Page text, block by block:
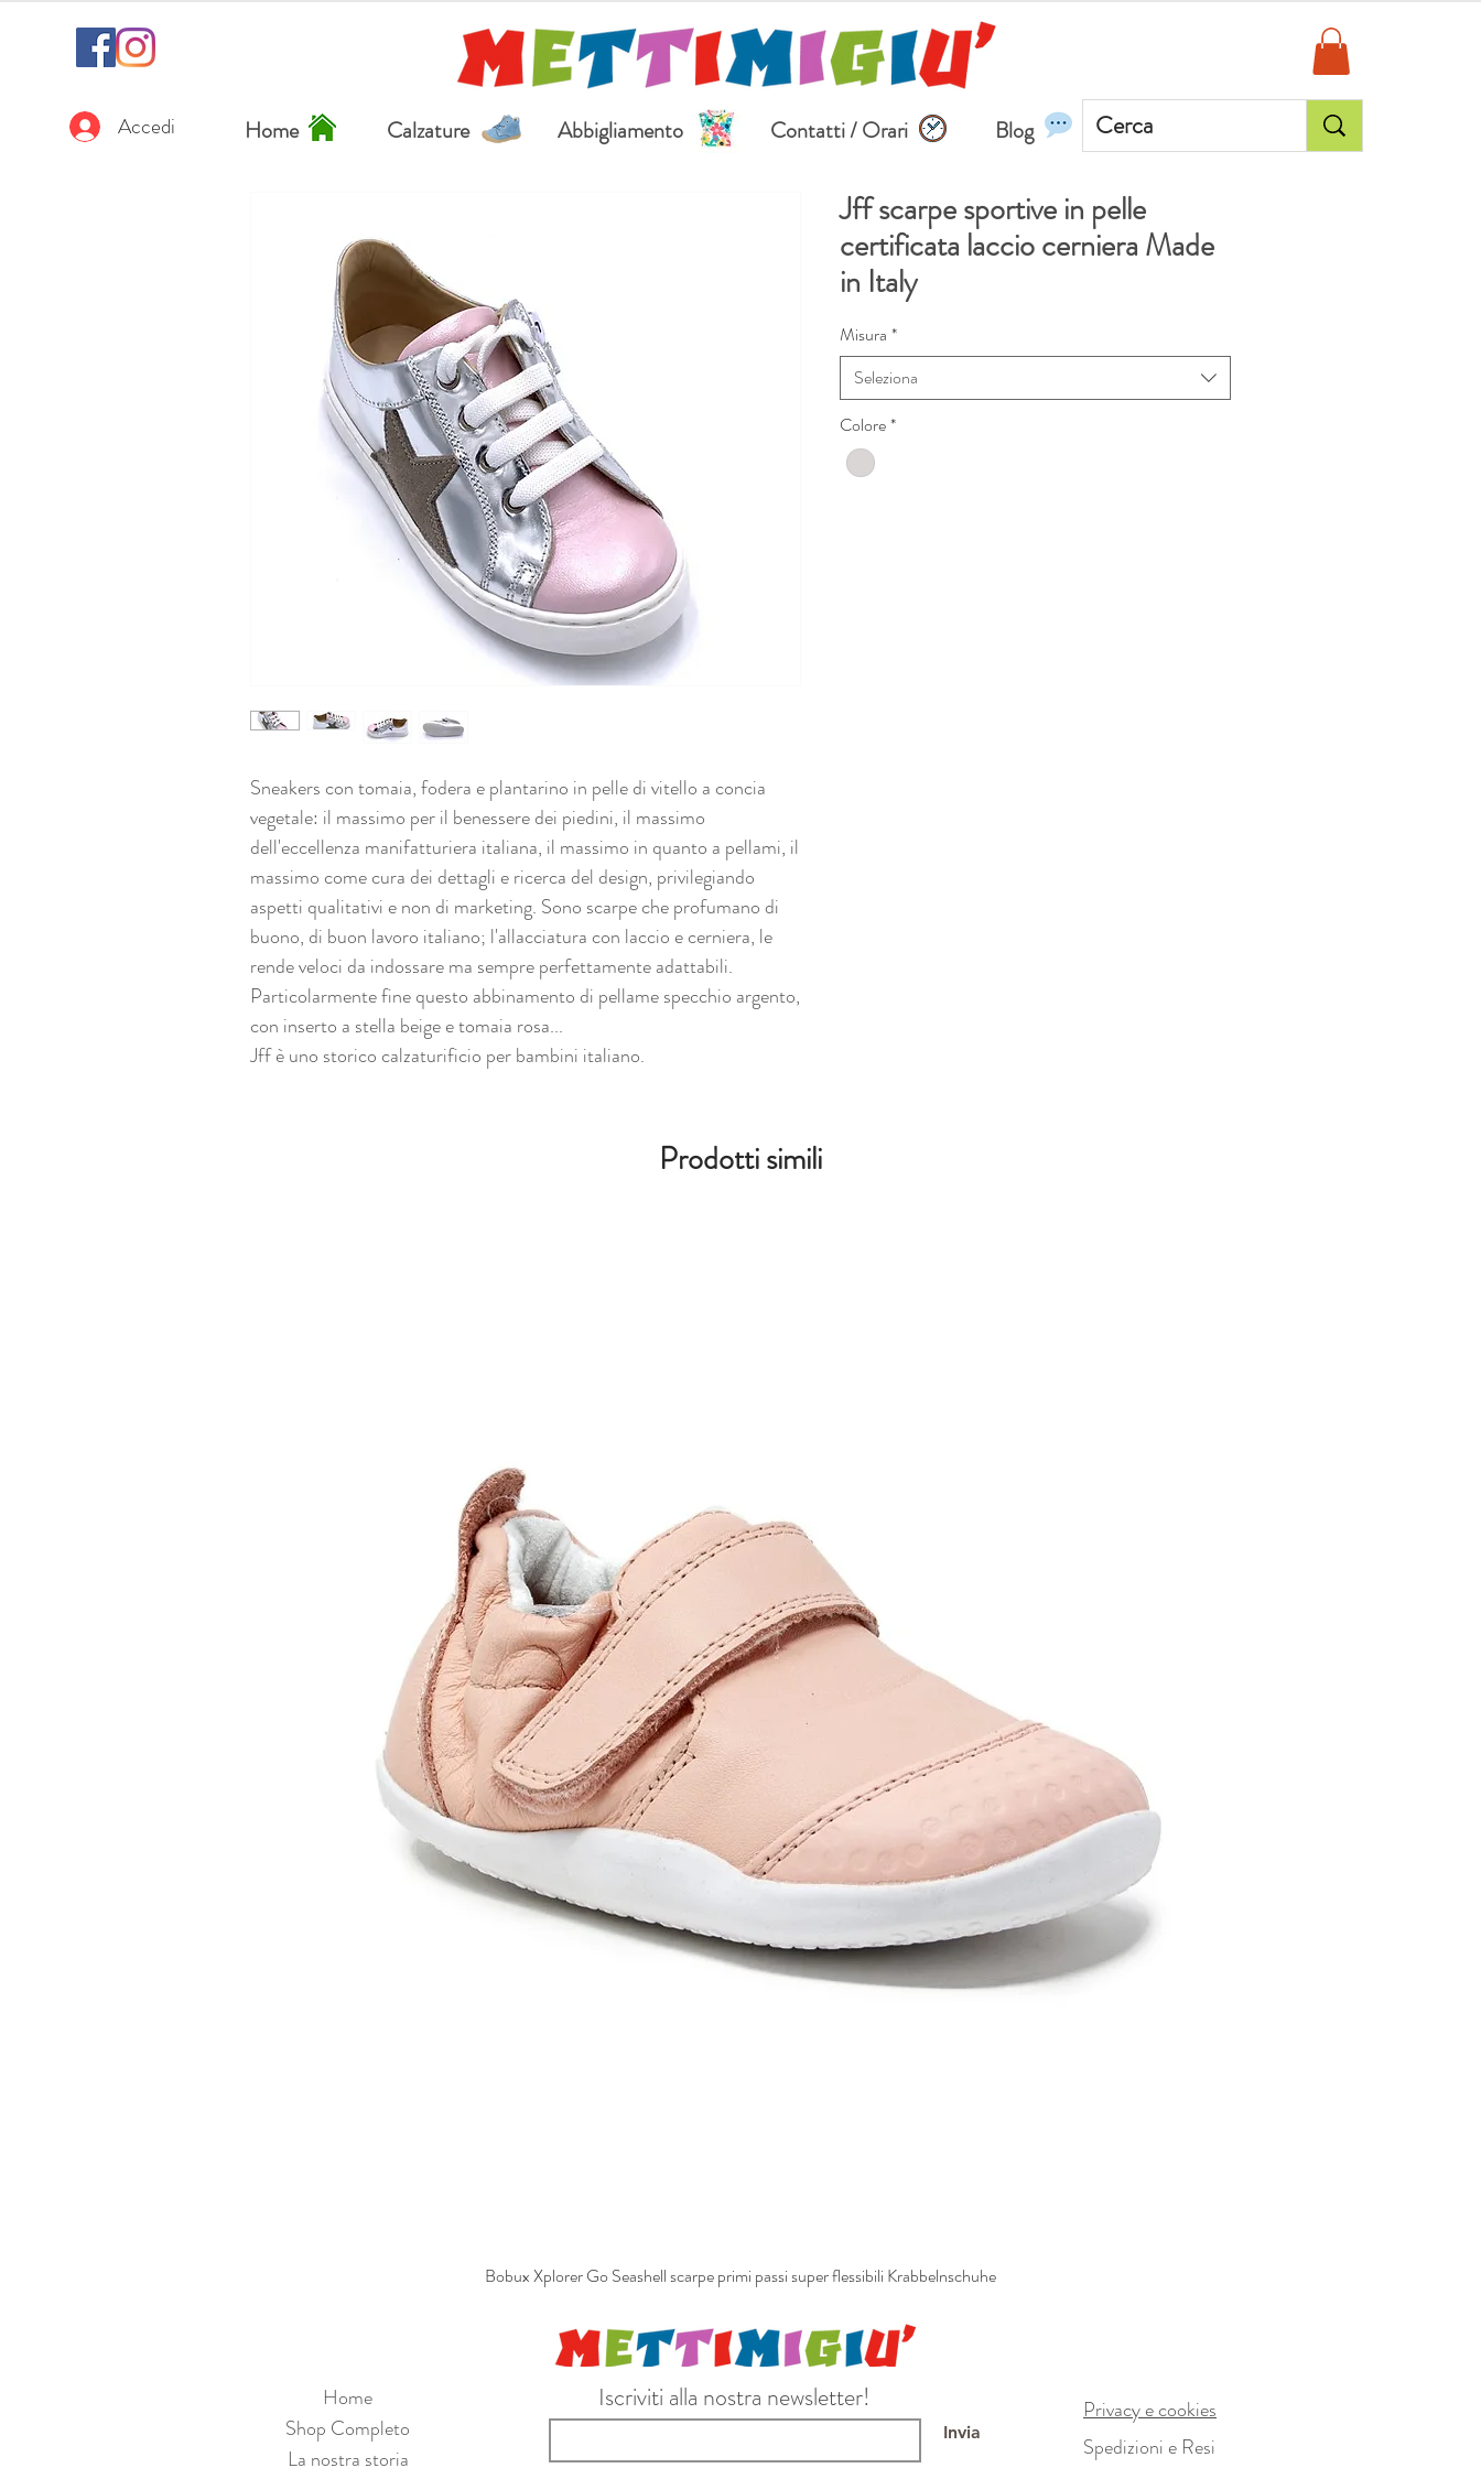
Accedi Home Calzature Abbigliamento Contatti / Orari Blog
Sneakers con tomaia, fodera e plantarino in pelle di vitello a concia
vegetale: il massimo per il benessere dei piedini, il massimo
dell'eccellenza manifatturiera italiana, il massimo in quanto a pellami, il
massimo come cura dei dettagli e ricerca del design, privilegiando
aspetti qualitativi e non di marketing. Sono scarpe che profumano di
buono, di buon lavoro italiano; l'allacciatura con laccio e cerniera, le
rende veloci da indossare ma sempre perfettamente adattabili.
Particolarmente fine questo abbinamento di pellame specchio argento,
con inserto a stella beige e tomaia rosa...
Jff è uno storico calzaturificio per bambini italiano.
Jff scarpe sportive in pelle
certificata laccio cerniera Made
in Italy
Misura *
Seleziona
Colore*
Prodotti simili
Bobux Xplorer Go Seashell scarpe primi passi super flessibili Krabbelnschuhe
Home
Shop Completo
La nostra storia
Iscriviti alla nostra newsletter!
Invia
Privacy e cookies
Spedizioni e Resi